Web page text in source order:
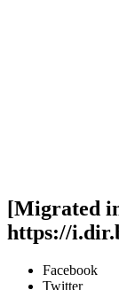
[Migrated
https://
Facebook
Twitter